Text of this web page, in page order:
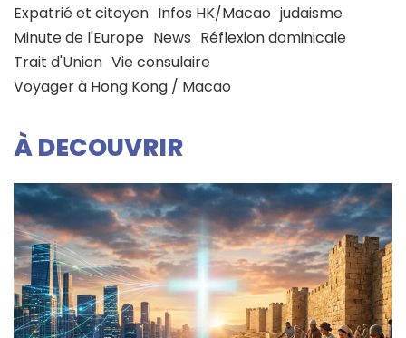
Expatrié et citoyen Infos HK/Macao judaisme
Minute de l'Europe News Réflexion dominicale
Trait d'Union Vie consulaire
Voyager à Hong Kong / Macao
À DECOUVRIR